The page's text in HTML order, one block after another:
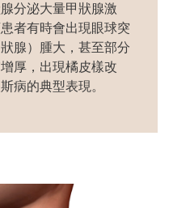
分泌大量甲狀腺激
者有時會出現眼球突
腺）腫大，甚至部分
厚，出現橘皮樣改
病的典型表現。